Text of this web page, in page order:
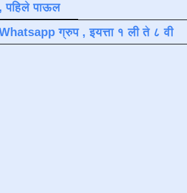
, पहिले पाऊल
ग्रुप , इयत्ता १ ली ते ८ वी